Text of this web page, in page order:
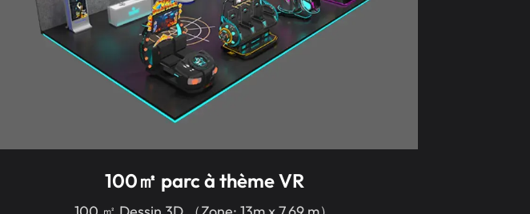
100㎡ parc à thème VR